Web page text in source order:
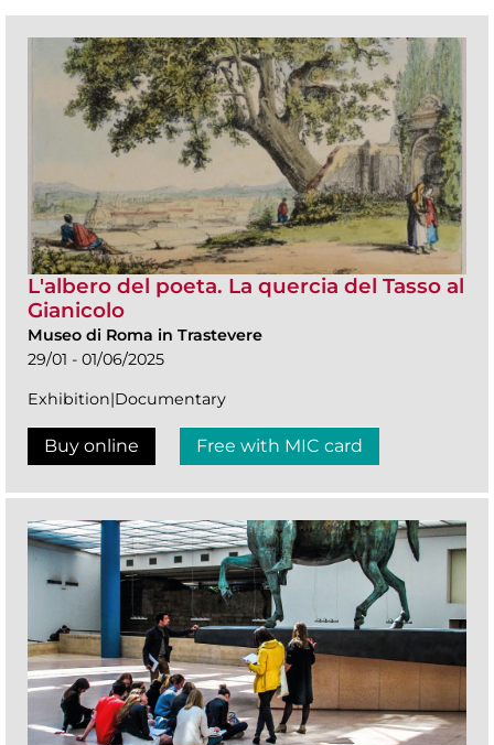
L'albero del poeta. La quercia del Tasso al
Gianicolo
Museo di Roma in Trastevere
29/01 - 01/06/2025
Exhibition|Documentary
Buy online Free with MIC card